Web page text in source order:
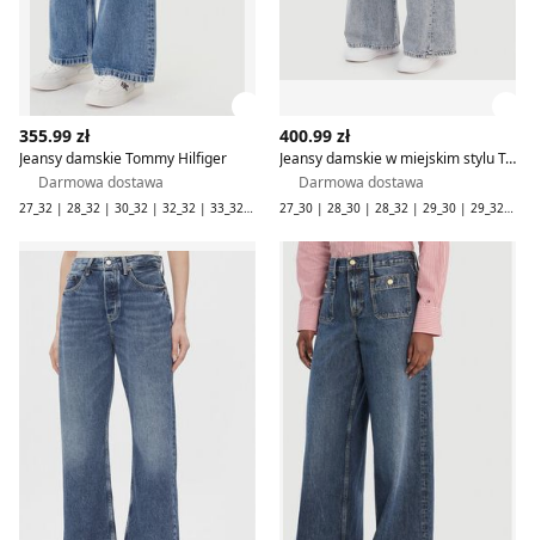
355.99 zł
Jeansy damskie Tommy Hilfiger
Darmowa dostawa
27_32 | 28_32 | 30_32 | 32_32 | 33_32 | 34_32
400.99 zł
Jeansy damskie w miejskim stylu Tommy Hilfiger
Darmowa dostawa
27_30 | 28_30 | 28_32 | 29_30 | 29_32 | 30_30 | 30_32 | 31_30 | 31_32 | 32_30 | 32_32 | 33_32 | 34_30
Jeansy damskie w miejskim stylu Tommy Hilfiger
Jeansy damskie na wiosnę